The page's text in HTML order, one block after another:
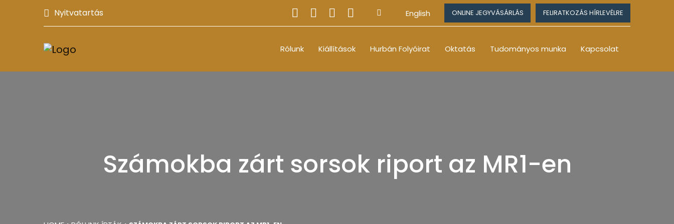
Nyitvatartás English ONLINE JEGYVÁSÁRLÁS FELIRATKOZÁS HÍRLEVÉLRE
Rólunk Kiállítások Hurbán Folyóirat Oktatás Tudományos munka Kapcsolat
Számokba zárt sorsok riport az MR1-en